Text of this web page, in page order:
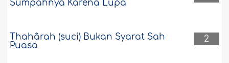
Sumpahnya Karena Lupa
2
Thahârah (suci) Bukan Syarat Sah
Puasa